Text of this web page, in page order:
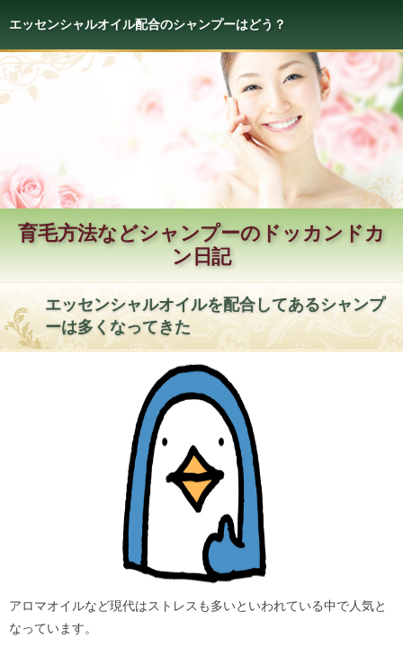
エッセンシャルオイル配合のシャンプーはどう？
育毛方法などシャンプーのドッカンドカ
ン日記
エッセンシャルオイルを配合してあるシャンプ
ーは多くなってきた
アロマオイルなど現代はストレスも多いといわれている中で人気と
なっています。